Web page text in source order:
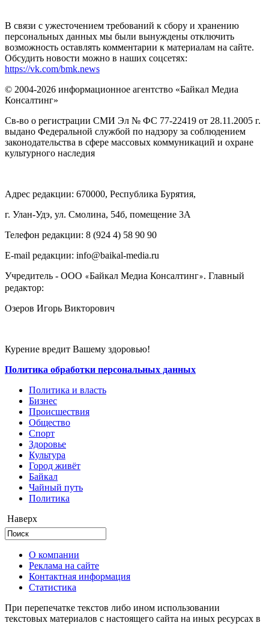
В связи с ужесточением требований к сбору и хранению
персональных данных мы были вынуждены отключить
возможность оставлять комментарии к материалам на сайте.
Обсудить новости можно в наших соцсетях:
https://vk.com/bmk.news
© 2004-2026 информационное агентство «Байкал Медиа
Консалтинг»
Св-во о регистрации СМИ Эл № ФС 77-22419 от 28.11.2005 г.
выдано Федеральной службой по надзору за соблюдением
законодательства в сфере массовых коммуникаций и охране
культурного наследия
Адрес редакции: 670000, Республика Бурятия,
г. Улан-Удэ, ул. Смолина, 54б, помещение 3А
Телефон редакции: ‎‎8 (924 4) 58 90 90
E-mail редакции: info@baikal-media.ru
Учредитель - ООО «Байкал Медиа Консалтинг». Главный
редактор:
Озеров Игорь Викторович
Курение вредит Вашему здоровью!
Политика обработки персональных данных
Политика и власть
Бизнес
Происшествия
Общество
Cпорт
Здоровье
Культура
Город живёт
Байкал
Чайный путь
Политика
Наверх
О компании
Реклама на сайте
Контактная информация
Статистика
При перепечатке текстов либо ином использовании
текстовых материалов с настоящего сайта на иных ресурсах в